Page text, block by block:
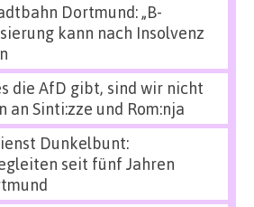
Dortmund: „B-
kann nach Insolvenz
die AfD gibt, sind wir nicht
an Sinti:zze und Rom:nja
Dunkelbunt:
seit fünf Jahren